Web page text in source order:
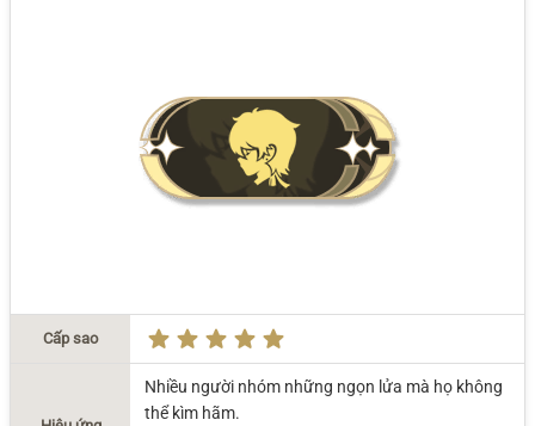
Cấp sao
Nhiều người nhóm những ngọn lửa mà họ không
thể kìm hãm.